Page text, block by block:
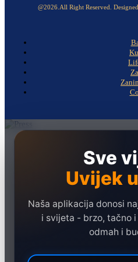
@2026.All Right Reserved.
Sve
Uvijek
Naša aplikacija donosi
i svijeta - brzo, tačno
odmah i
Ekonomija